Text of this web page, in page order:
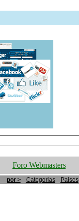
Foro Webmasters
por > Categorias Paises